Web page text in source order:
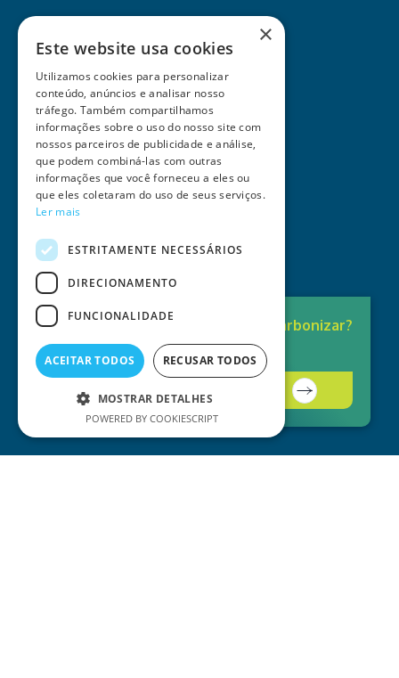
Pronto para
Descarbonizar?
A solução está aqui.
×
Este website usa cookies
Utilizamos cookies para personalizar
conteúdo, anúncios e analisar nosso
tráfego. Também compartilhamos
informações sobre o uso do nosso site com
nossos parceiros de publicidade e análise,
que podem combiná-las com outras
informações que você forneceu a eles ou
que eles coletaram do uso de seus serviços.
Ler mais
ESTRITAMENTE NECESSÁRIOS
DIRECIONAMENTO
FUNCIONALIDADE
ACEITAR TODOS RECUSAR TODOS
MOSTRAR DETALHES
POWERED BY COOKIESCRIPT